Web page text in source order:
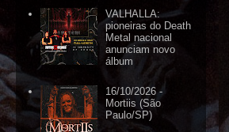
VALHALLA:
pioneiras do Death
Metal nacional
anunciam novo
álbum
16/10/2026 -
Mortiis (São
Paulo/SP)